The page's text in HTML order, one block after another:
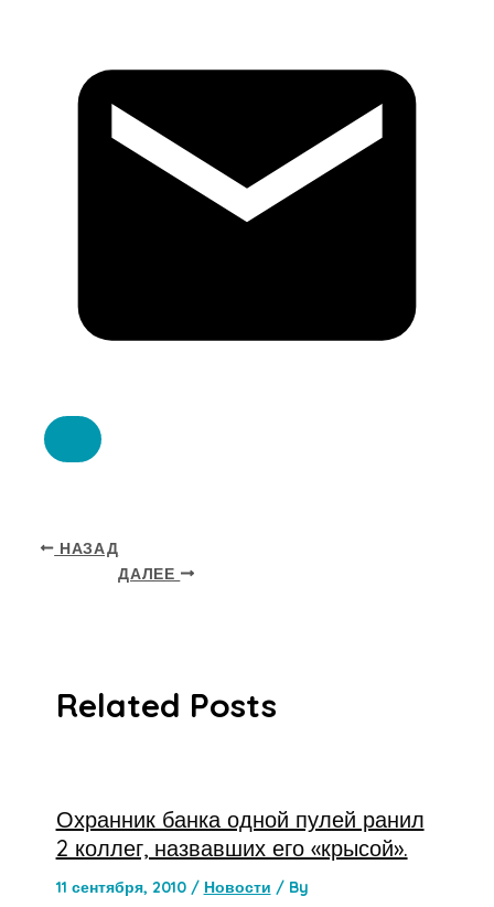
НАЗАД
ДАЛЕЕ
Related Posts
Охранник банка одной пулей ранил
2 коллег, назвавших его «крысой».
11 сентября, 2010 / Новости / By